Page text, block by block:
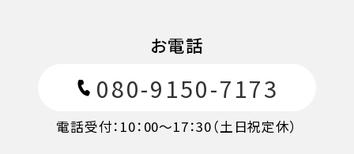
11日目に当たる日以前 無料
お電話
080-9150-7173
電話受付：10：00～17：30（土日祝定休）